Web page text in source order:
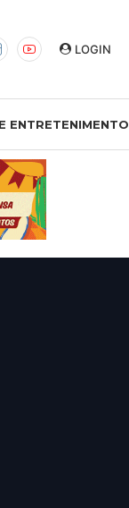
LOGIN
ENTRETENIMENTO